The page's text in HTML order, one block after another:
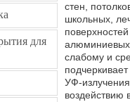
для
стен,
школьных,
алюминиевых
слабому и
УФ-
воздействию